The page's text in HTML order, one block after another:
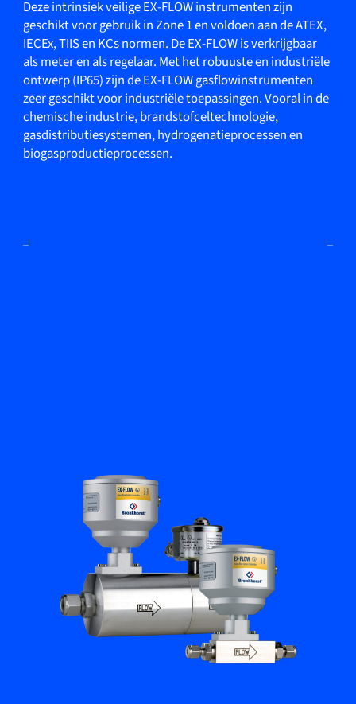
Deze intrinsiek veilige EX-FLOW instrumenten zijn
geschikt voor gebruik in Zone 1 en voldoen aan de ATEX,
IECEx, TIIS en KCs normen. De EX-FLOW is verkrijgbaar
als meter en als regelaar. Met het robuuste en industriële
ontwerp (IP65) zijn de EX-FLOW gasflowinstrumenten
zeer geschikt voor industriële toepassingen. Vooral in de
chemische industrie, brandstofceltechnologie,
gasdistributiesystemen, hydrogenatieprocessen en
biogasproductieprocessen.